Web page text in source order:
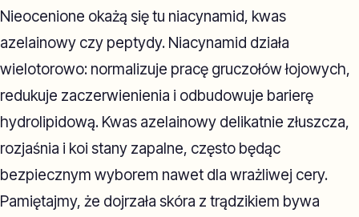
Nieocenione okażą się tu niacynamid, kwas
azelainowy czy peptydy. Niacynamid działa
wielotorowo: normalizuje pracę gruczołów łojowych,
redukuje zaczerwienienia i odbudowuje barierę
hydrolipidową. Kwas azelainowy delikatnie złuszcza,
rozjaśnia i koi stany zapalne, często będąc
bezpiecznym wyborem nawet dla wrażliwej cery.
Pamiętajmy, że dojrzała skóra z trądzikiem bywa